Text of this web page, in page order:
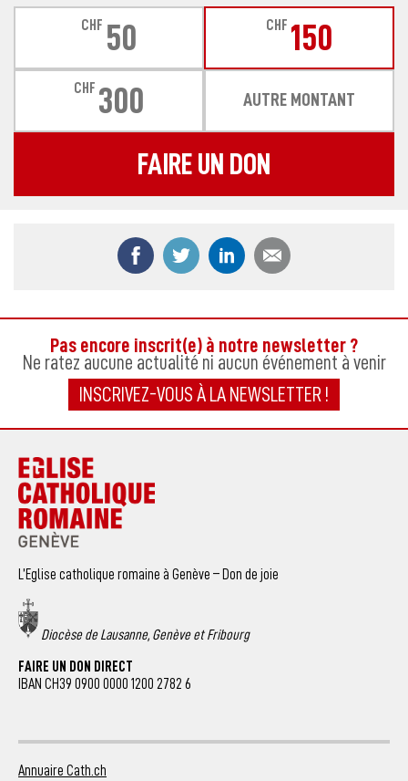
CHF 50 CHF 150
CHF 300 AUTRE MONTANT
FAIRE UN DON
Partager ce contenu sur Facebook
Partager ce contenu sur Twitter
Partager ce contenu
Pas encore inscrit(e) à notre newsletter ?
Ne ratez aucune actualité ni aucun événement à venir
INSCRIVEZ-VOUS À LA NEWSLETTER !
L’Eglise catholique romaine à Genève – Don de joie
Diocèse de Lausanne, Genève et Fribourg
FAIRE UN DON DIRECT
IBAN CH39 0900 0000 1200 2782 6
Annuaire Cath.ch